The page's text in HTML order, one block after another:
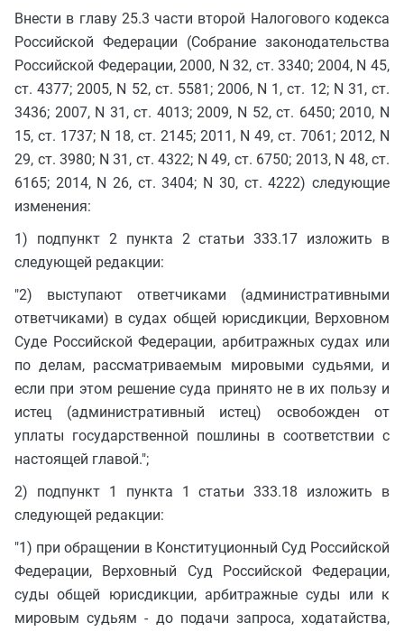
Внести в главу 25.3 части второй Налогового кодекса
Российской Федерации (Собрание законодательства
Российской Федерации, 2000, N 32, ст. 3340; 2004, N 45,
ст. 4377; 2005, N 52, ст. 5581; 2006, N 1, ст. 12; N 31, ст.
3436; 2007, N 31, ст. 4013; 2009, N 52, ст. 6450; 2010, N
15, ст. 1737; N 18, ст. 2145; 2011, N 49, ст. 7061; 2012, N
29, ст. 3980; N 31, ст. 4322; N 49, ст. 6750; 2013, N 48, ст.
6165; 2014, N 26, ст. 3404; N 30, ст. 4222) следующие
изменения:
1) подпункт 2 пункта 2 статьи 333.17 изложить в
следующей редакции:
"2) выступают ответчиками (административными
ответчиками) в судах общей юрисдикции, Верховном
Суде Российской Федерации, арбитражных судах или
по делам, рассматриваемым мировыми судьями, и
если при этом решение суда принято не в их пользу и
истец (административный истец) освобожден от
уплаты государственной пошлины в соответствии с
настоящей главой.";
2) подпункт 1 пункта 1 статьи 333.18 изложить в
следующей редакции:
"1) при обращении в Конституционный Суд Российской
Федерации, Верховный Суд Российской Федерации,
суды общей юрисдикции, арбитражные суды или к
мировым судьям - до подачи запроса, ходатайства,